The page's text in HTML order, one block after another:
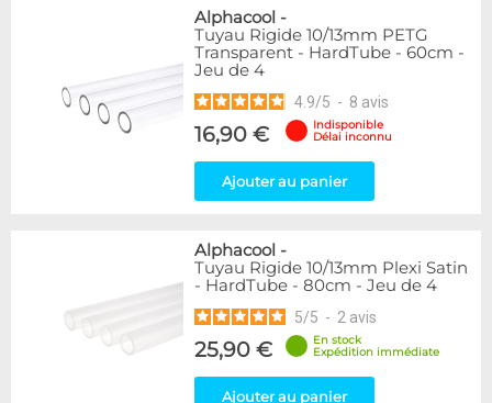
Alphacool -
Tuyau Rigide 10/13mm PETG
Transparent - HardTube - 60cm -
Jeu de 4
4.9/5 - 8 avis
16,90 €
Indisponible
Délai inconnu
Ajouter au panier
Alphacool -
Tuyau Rigide 10/13mm Plexi Satin
- HardTube - 80cm - Jeu de 4
5/5 - 2 avis
25,90 €
En stock
Expédition immédiate
Ajouter au panier